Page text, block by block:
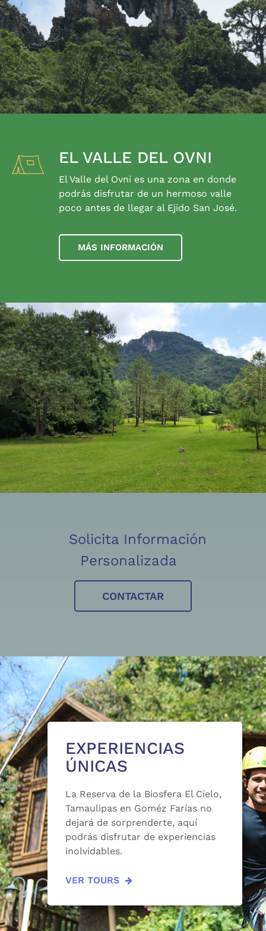
EL VALLE DEL OVNI
El Valle del Ovni es una zona en donde
podrás disfrutar de un hermoso valle
poco antes de llegar al Ejido San José.
MÁS INFORMACIÓN
Solicita Información
Personalizada
CONTACTAR
EXPERIENCIAS
ÚNICAS
La Reserva de la Biosfera El Cielo,
Tamaulipas en Goméz Farías no
dejará de sorprenderte, aquí
podrás disfrutar de experiencias
inolvidables.
VER TOURS